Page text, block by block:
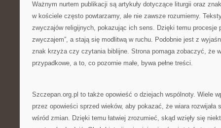
Ważnym nurtem publikacji są artykuły dotyczące liturgii oraz
w kościele często powtarzamy, ale nie zawsze rozumiemy.
zwyczajów religijnych, pokazując ich sens. Dzięki temu procesje
zwyczajem”, a stają się modlitwą w ruchu. Podobnie jest z
znak krzyża czy czytania biblijne. Strona pomaga zobaczyć, że
przypadkowe, a to, co pozornie małe, bywa pełne treści.
Szczepan.org.pl to także opowieść o dziejach wspólnoty. Wiele
przez opowieści sprzed wieków, aby pokazać, że wiara rozwijała
wśród zmian. Dzięki temu łatwiej zrozumieć, skąd wzięły się